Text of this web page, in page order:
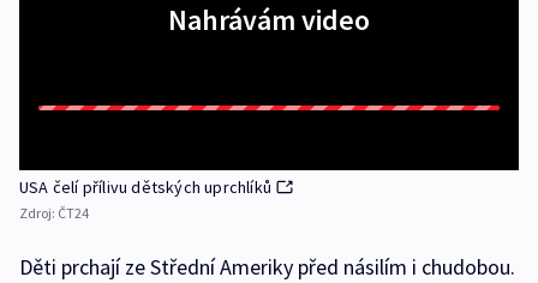
Nahrávám video
USA čelí přílivu dětských uprchlíků
Zdroj: ČT24
Děti prchají ze Střední Ameriky před násilím i chudobou.